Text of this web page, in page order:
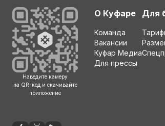
Наведите камеру
на QR-код и скачивайте
приложение
О Куфаре
Команда
Вакансии
Куфар Медиа
Для прессы
Для